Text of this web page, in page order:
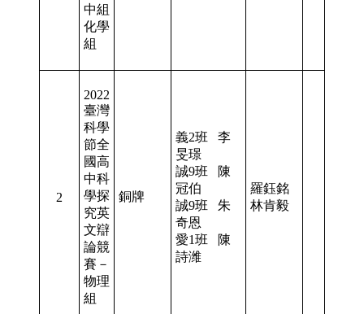
中組
化學
組
2
2022
臺灣
科學
節全
國高
中科
學探
究英
文辯
論競
賽－
物理
組
銅牌
義2班 李
旻璟
誠9班 陳
冠伯
誠9班 朱
奇恩
愛1班 陳
詩潍
羅鈺銘
林肯毅